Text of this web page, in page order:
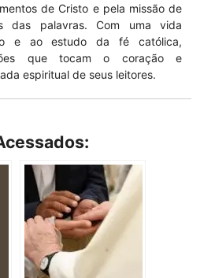
de Cristo e pela missão de
das palavras. Com uma vida
e ao estudo da fé católica,
que tocam o coração e
espiritual de seus leitores.